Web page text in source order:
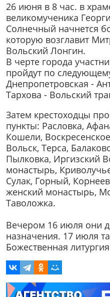
26 июня в 8 час. в
великомученика
Солнечный начнется
которую возглавит
Вольский Лонгин.
В черте города
пройдут по
Днепропетровская -
Тархова - Вольский
Затем крестоходцы
пункты: Расловка,
Кошели,
Вольск, Терса,
Пылковка, Иргизский
монастырь,
Сулак, Горный,
женский монастырь,
Таволожка.
Вечером 16 июля они
назначения. 17 июля
Божественная